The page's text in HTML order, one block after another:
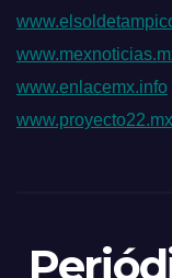
www.enlacemx.info
www.proyecto22.mx